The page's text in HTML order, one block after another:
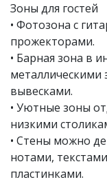
Зоны для гостей
• Фотозона с
прожекторами.
• Барная зона в
вывесками.
• Уютные зоны
низкими
• Стены можно
нотами,
пластинками.